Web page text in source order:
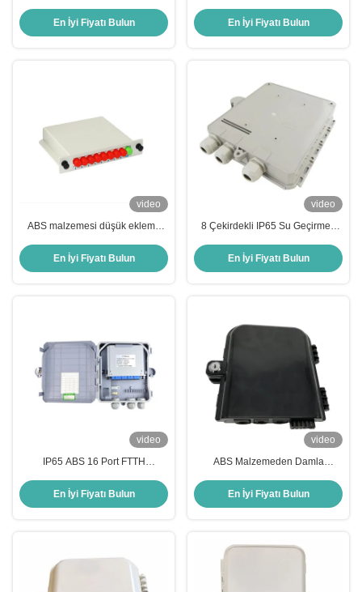
IP55 Korumalı Fiber Optik Dağıtım
En İyi Fiyatı Bulun
Termination Box için 3 yıllık
En İyi Fiyatı Bulun
video
ABS malzemesi düşük ekleme
PLC Splitter LGX Kutusu ile Fiber
Optic Kaseti
En İyi Fiyatı Bulun
video
8 Çekirdekli IP65 Su Geçirmez
Özelleştirilebilir PLC ile Dış
Mekan Fiber Optik Ağları İçin
En İyi Fiyatı Bulun
video
IP65 ABS 16 Port FTTH
Sütun Montajı Fiber Optic
Terminal Kutusu
En İyi Fiyatı Bulun
video
ABS Malzemeden Damla
Siyah IP65 Su Geçirmez FTTH
Sonlandırma Kutusu
En İyi Fiyatı Bulun